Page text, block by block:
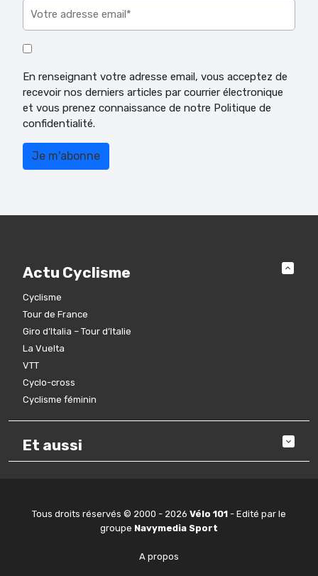
En renseignant votre adresse email, vous acceptez de
recevoir nos derniers articles par courrier électronique
et vous prenez connaissance de notre Politique de
confidentialité.
Actu Cyclisme
Cyclisme
Tour de France
Giro d’Italia – Tour d’Italie
La Vuelta
VTT
Cyclo-cross
Cyclisme féminin
Et aussi
Tous droits réservés © 2000 - 2026 Vélo 101 - Edité par le
groupe Navymedia Sport
A propos